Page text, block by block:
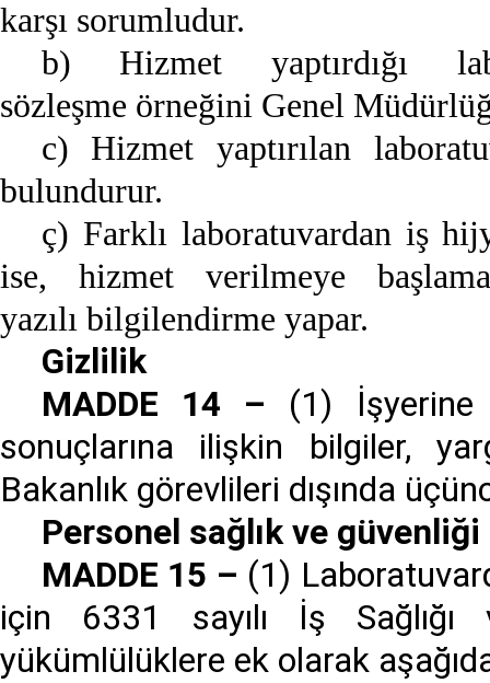
karşı sorumludur.
b) Hizmet yaptırdığı
sözleşme örneğini Genel
c) Hizmet yaptırılan
bulundurur.
ç) Farklı laboratuvardan iş
ise, hizmet verilmeye
yazılı bilgilendirme yapar.
Gizlilik
MADDE 14 – (1)
sonuçlarına ilişkin bilgiler,
Bakanlık görevlileri dışında
Personel sağlık ve güvenliği
MADDE 15 – (1)
için 6331 sayılı İş Sağlığı
yükümlülüklere ek olarak